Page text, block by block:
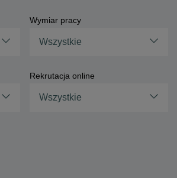
Wymiar pracy
Wszystkie
Rekrutacja online
Wszystkie